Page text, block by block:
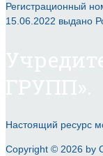
Регистрационный
15.06.2022 выдано
Настоящий ресурс
Copyright © 2026 by